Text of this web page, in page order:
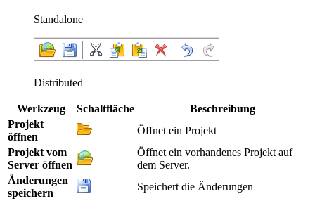
Standalone
Distributed
Werkzeug Schaltfläche
Beschreibung
Projekt
öffnen
Öffnet ein Projekt
Projekt vom
Server öffnen
Öffnet ein vorhandenes Projekt auf
dem Server.
Änderungen
speichern
Speichert die Änderungen